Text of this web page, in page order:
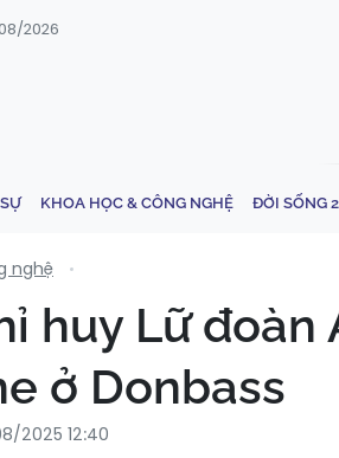
2026
KHOA HỌC & CÔNG NGHỆ ĐỜI SỐNG
nghệ
huy Lữ
ở Donbass
2025 12:40